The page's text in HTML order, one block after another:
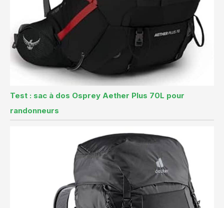
Test : sac à dos Osprey Aether Plus 70L pour
randonneurs